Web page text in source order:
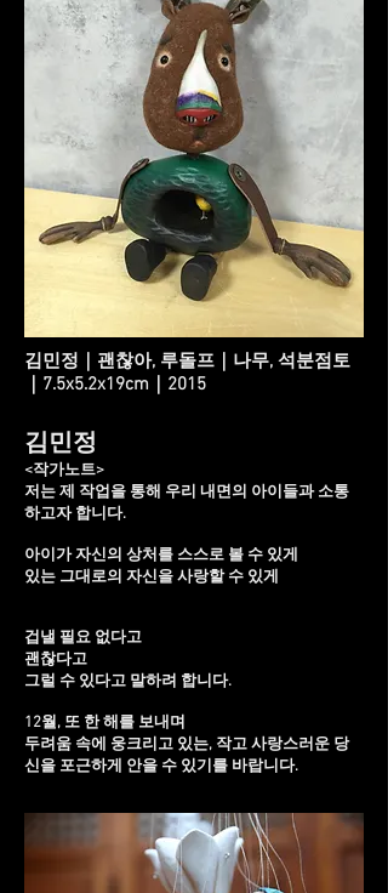
김민정｜괜찮아, 루돌프｜나무, 석분점토
｜7.5x5.2x19cm｜2015
김민정
<작가노트>
저는 제 작업을 통해 우리 내면의 아이들과 소통
하고자 합니다.
아이가 자신의 상처를 스스로 볼 수 있게
있는 그대로의 자신을 사랑할 수 있게
겁낼 필요 없다고
괜찮다고
그럴 수 있다고 말하려 합니다.
12월, 또 한 해를 보내며
두려움 속에 웅크리고 있는, 작고 사랑스러운 당
신을 포근하게 안을 수 있기를 바랍니다.